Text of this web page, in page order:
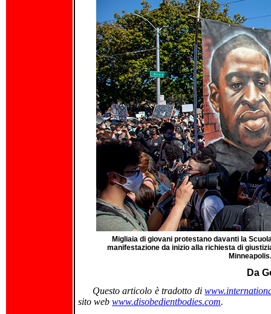
Migliaia di giovani protestano davanti la
manifestazione da inizio alla richiesta di
Da
Questo articolo è tradotto di
sito web www.disobedientbodies.com.